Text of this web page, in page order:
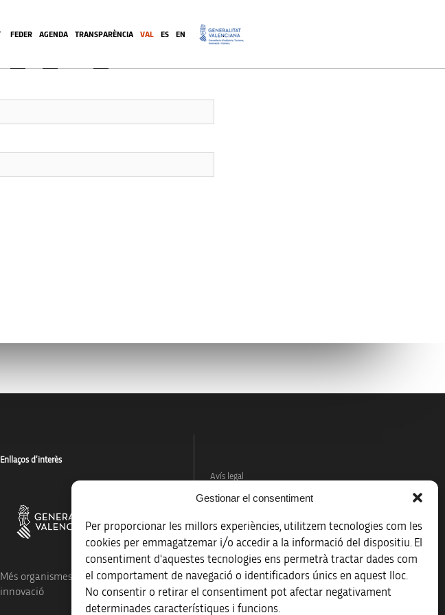
Gestionar el consentiment
Per proporcionar les millors experiències, utilitzem tecnologies com les
cookies per emmagatzemar i/o accedir a la informació del dispositiu. El
consentiment d'aquestes tecnologies ens permetrà tractar dades com
el comportament de navegació o identificadors únics en aquest lloc.
No consentir o retirar el consentiment pot afectar negativament
determinades característiques i funcions.
FEDER AGENDA TRANSPARÈNCIA .
VAL ES EN
Enllaços d’interès
Més organismes de suport a la
innovació
Avís legal
Registre d’activitats de tractament
Accessibilitat
Mapa web